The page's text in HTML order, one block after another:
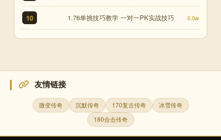
10 1.76单挑技巧教学 一对一PK实战技巧 0.0w
友情链接
微变传奇 沉默传奇 170复古传奇
冰雪传奇
180合击传奇